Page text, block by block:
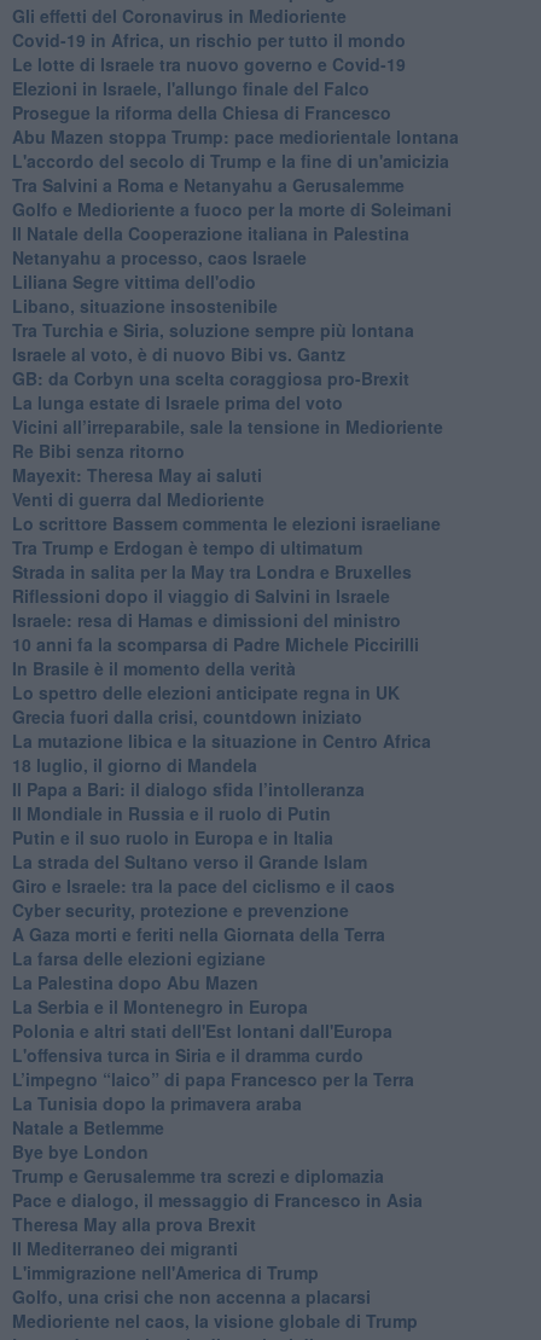
Gli effetti del Coronavirus in Medioriente
Covid-19 in Africa, un rischio per tutto il mondo
Le lotte di Israele tra nuovo governo e Covid-19
Elezioni in Israele, l'allungo finale del Falco
Prosegue la riforma della Chiesa di Francesco
Abu Mazen stoppa Trump: pace mediorientale lontana
L'accordo del secolo di Trump e la fine di un'amicizia
Tra Salvini a Roma e Netanyahu a Gerusalemme
Golfo e Medioriente a fuoco per la morte di Soleimani
Il Natale della Cooperazione italiana in Palestina
Netanyahu a processo, caos Israele
Liliana Segre vittima dell'odio
Libano, situazione insostenibile
Tra Turchia e Siria, soluzione sempre più lontana
Israele al voto, è di nuovo Bibi vs. Gantz
GB: da Corbyn una scelta coraggiosa pro-Brexit
La lunga estate di Israele prima del voto
Vicini all’irreparabile, sale la tensione in Medioriente
Re Bibi senza ritorno
Mayexit: Theresa May ai saluti
Venti di guerra dal Medioriente
Lo scrittore Bassem commenta le elezioni israeliane
Tra Trump e Erdogan è tempo di ultimatum
Strada in salita per la May tra Londra e Bruxelles
Riflessioni dopo il viaggio di Salvini in Israele
Israele: resa di Hamas e dimissioni del ministro
10 anni fa la scomparsa di Padre Michele Piccirilli
In Brasile è il momento della verità
Lo spettro delle elezioni anticipate regna in UK
Grecia fuori dalla crisi, countdown iniziato
La mutazione libica e la situazione in Centro Africa
18 luglio, il giorno di Mandela
Il Papa a Bari: il dialogo sfida l’intolleranza
Il Mondiale in Russia e il ruolo di Putin
Putin e il suo ruolo in Europa e in Italia
La strada del Sultano verso il Grande Islam
Giro e Israele: tra la pace del ciclismo e il caos
Cyber security, protezione e prevenzione
A Gaza morti e feriti nella Giornata della Terra
La farsa delle elezioni egiziane
La Palestina dopo Abu Mazen
La Serbia e il Montenegro in Europa
Polonia e altri stati dell'Est lontani dall'Europa
L'offensiva turca in Siria e il dramma curdo
L’impegno “laico” di papa Francesco per la Terra
La Tunisia dopo la primavera araba
Natale a Betlemme
Bye bye London
Trump e Gerusalemme tra screzi e diplomazia
Pace e dialogo, il messaggio di Francesco in Asia
Theresa May alla prova Brexit
Il Mediterraneo dei migranti
L'immigrazione nell'America di Trump
Golfo, una crisi che non accenna a placarsi
Medioriente nel caos, la visione globale di Trump